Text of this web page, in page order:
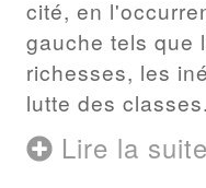
cité, en
gauche tels que
richesses, les
lutte des
Lire la suite